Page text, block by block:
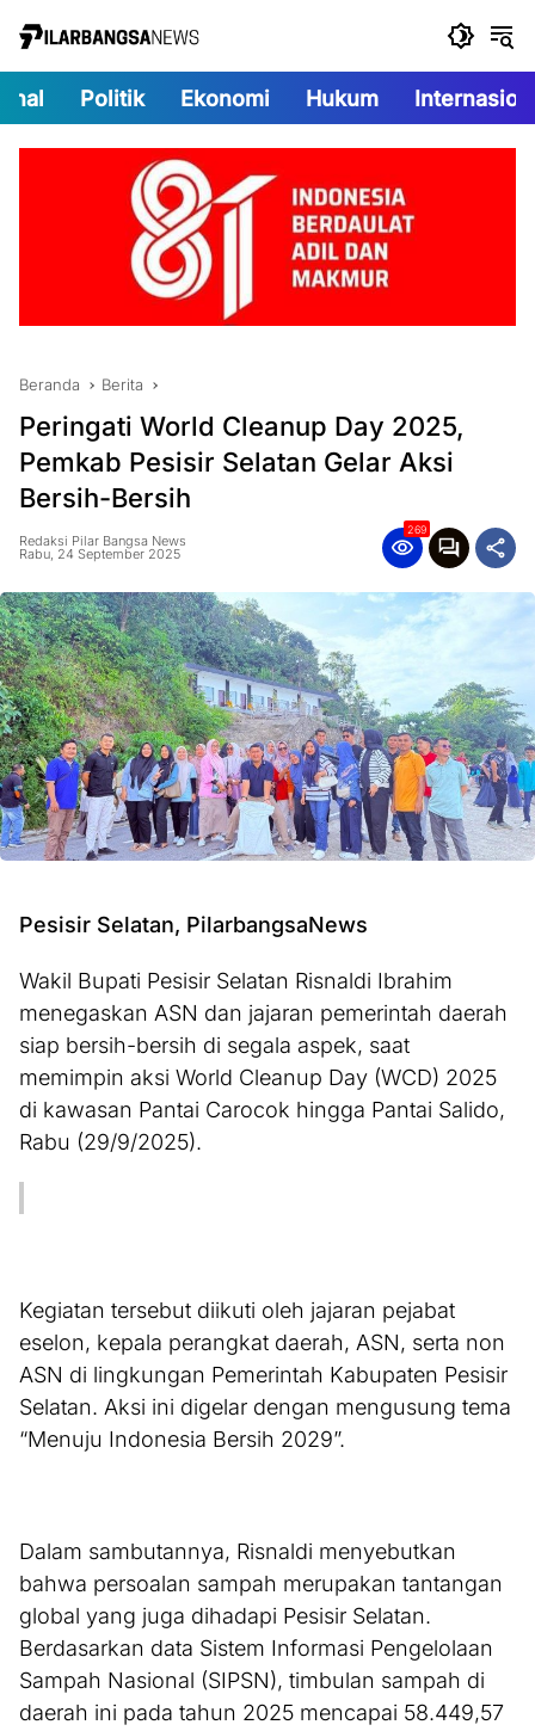
Politik Ekonomi Hukum
Beranda Berita
Peringati World Cleanup Day 2025,
Pemkab Pesisir Selatan Gelar Aksi
Bersih-Bersih
Redaksi Pilar Bangsa News
Rabu, 24 September 2025
269
Pesisir Selatan, PilarbangsaNews
Wakil Bupati Pesisir Selatan Risnaldi Ibrahim
menegaskan ASN dan jajaran pemerintah daerah
siap bersih-bersih di segala aspek, saat
memimpin aksi World Cleanup Day (WCD) 2025
di kawasan Pantai Carocok hingga Pantai Salido,
Rabu (29/9/2025).
Kegiatan tersebut diikuti oleh jajaran pejabat
eselon, kepala perangkat daerah, ASN, serta non
ASN di lingkungan Pemerintah Kabupaten Pesisir
Selatan. Aksi ini digelar dengan mengusung tema
“Menuju Indonesia Bersih 2029”.
Dalam sambutannya, Risnaldi menyebutkan
bahwa persoalan sampah merupakan tantangan
global yang juga dihadapi Pesisir Selatan.
Berdasarkan data Sistem Informasi Pengelolaan
Sampah Nasional (SIPSN), timbulan sampah di
daerah ini pada tahun 2025 mencapai 58.449,57